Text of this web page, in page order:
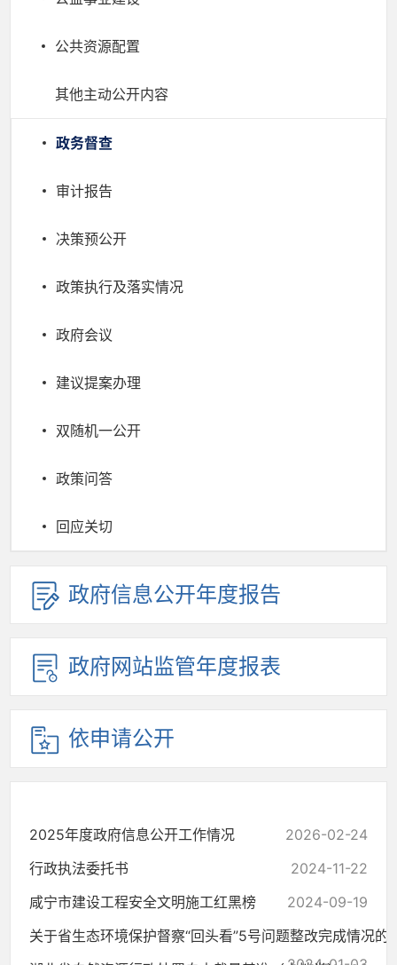
公共资源配置
其他主动公开内容
政务督查
审计报告
决策预公开
政策执行及落实情况
政府会议
建议提案办理
双随机一公开
政策问答
回应关切
政府信息公开年度报告
政府网站监管年度报表
依申请公开
2025年度政府信息公开工作情况
2026-02-24
行政执法委托书
2024-11-22
咸宁市建设工程安全文明施工红黑榜
2024-09-19
关于省生态环境保护督察“回头看”5号问题整改完成情况的